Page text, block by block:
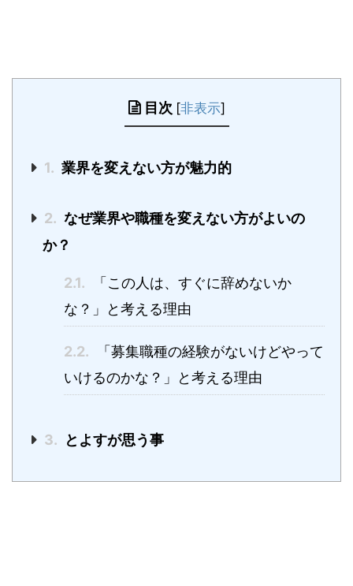
目次 [非表示]
1. 業界を変えない方が魅力的
2. なぜ業界や職種を変えない方がよいの
か？
2.1.
「この人は、すぐに辞めないか
な？」と考える理由
2.2.
「募集職種の経験がないけどやって
いけるのかな？」と考える理由
3. とよすが思う事